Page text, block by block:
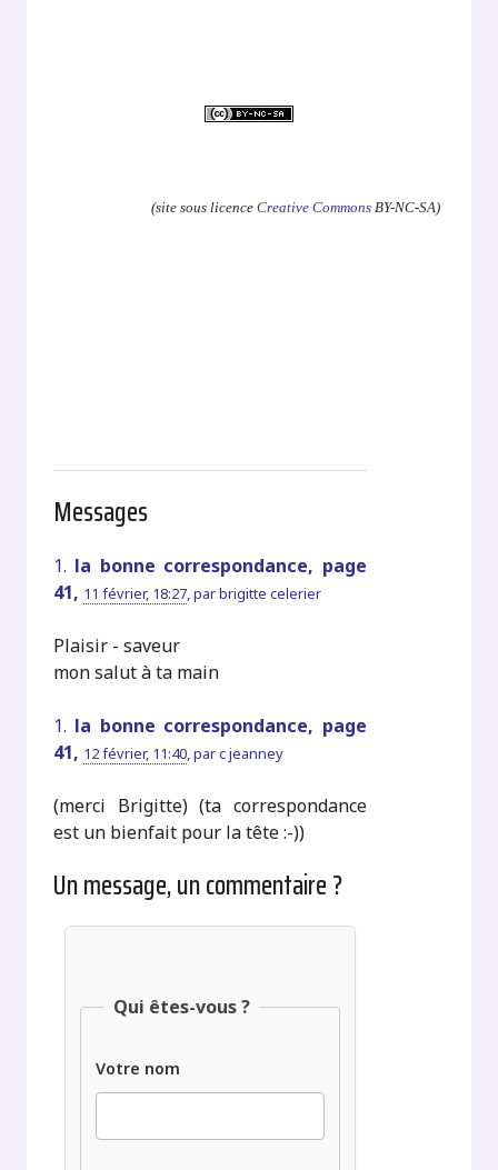
(site sous licence Creative CommonsBY-NC-SA)
Messages
1. la bonne correspondance, page
41, 11 février, 18:27 ,parbrigitte celerier
Plaisir - saveur
mon salut à ta main
1. la bonne correspondance, page
41, 12 février, 11:40 ,parc jeanney
(merci Brigitte) (ta correspondance
est un bienfait pour la tête :-))
Un message, un commentaire ?
Qui êtes-vous ?
Votre nom